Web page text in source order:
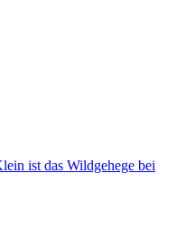
ist das Wildgehege bei